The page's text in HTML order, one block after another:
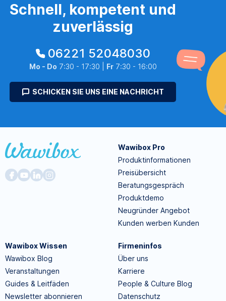
Schnell, kompetent und
zuverlässig
06221 52048030
Mo - Do 7:30 - 17:30 | Fr7:30 - 16:00
SCHICKEN SIE UNS EINE NACHRICHT
Wawibox Pro
Produktinformationen
Preisübersicht
Beratungsgespräch
Produktdemo
Neugründer Angebot
Kunden werben Kunden
Wawibox Wissen
Wawibox Blog
Veranstaltungen
Guides & Leitfäden
Newsletter abonnieren
Firmeninfos
Über uns
Karriere
People & Culture Blog
Datenschutz